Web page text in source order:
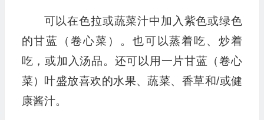
可以在色拉或蔬菜汁中加入紫色或绿色
的甘蓝（卷心菜）。也可以蒸着吃、炒着
吃，或加入汤品。还可以用一片甘蓝（卷心
菜）叶盛放喜欢的水果、蔬菜、香草和/或健
康酱汁。